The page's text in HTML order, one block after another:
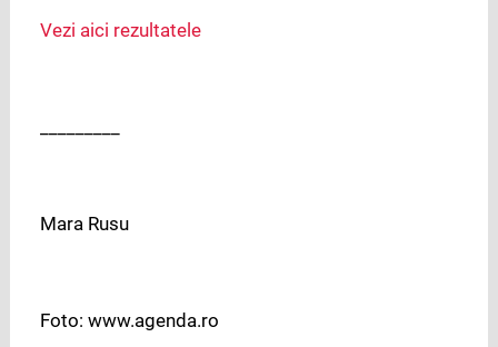
Vezi aici rezultatele
Mara Rusu
Foto: www.agenda.ro